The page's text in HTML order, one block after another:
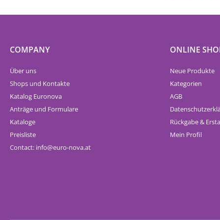
COMPANY
Über uns
Shops und Kontakte
Katalog Euronova
Anträge und Formulare
Kataloge
Preisliste
Contact: info euro-nova.at
ONLINE
Neue Produkte
Kategorien
AGB
Rückgabe &
Mein Profil